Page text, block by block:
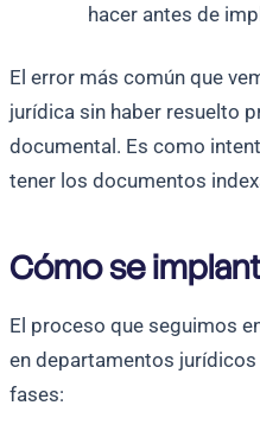
hacer antes de
El error más común que
jurídica sin haber resuelto
documental. Es como
tener los documentos
Cómo se
El proceso que seguimos
en departamentos
fases: